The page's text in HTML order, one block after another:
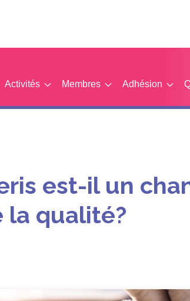
Activités Membres Adhésion
est-il un
la qualité?